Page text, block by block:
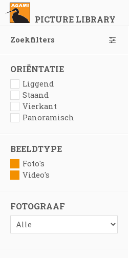
PICTURE LIBRARY
Zoekfilters
ORIËNTATIE
Liggend
Staand
Vierkant
Panoramisch
BEELDTYPE
Foto's
Video's
FOTOGRAAF